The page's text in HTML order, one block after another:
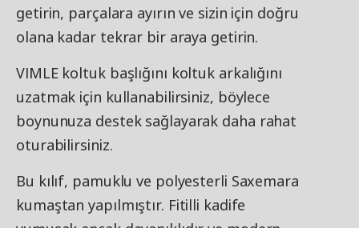
getirin, parçalara ayırın ve sizin için doğru
olana kadar tekrar bir araya getirin.
VIMLE koltuk başlığını koltuk arkalığını
uzatmak için kullanabilirsiniz, böylece
boynunuza destek sağlayarak daha rahat
oturabilirsiniz.
Bu kılıf, pamuklu ve polyesterli Saxemara
kumaştan yapılmıştır. Fitilli kadife